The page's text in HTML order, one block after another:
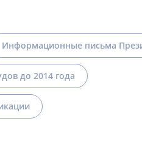
Информационные письма
до 2014 года